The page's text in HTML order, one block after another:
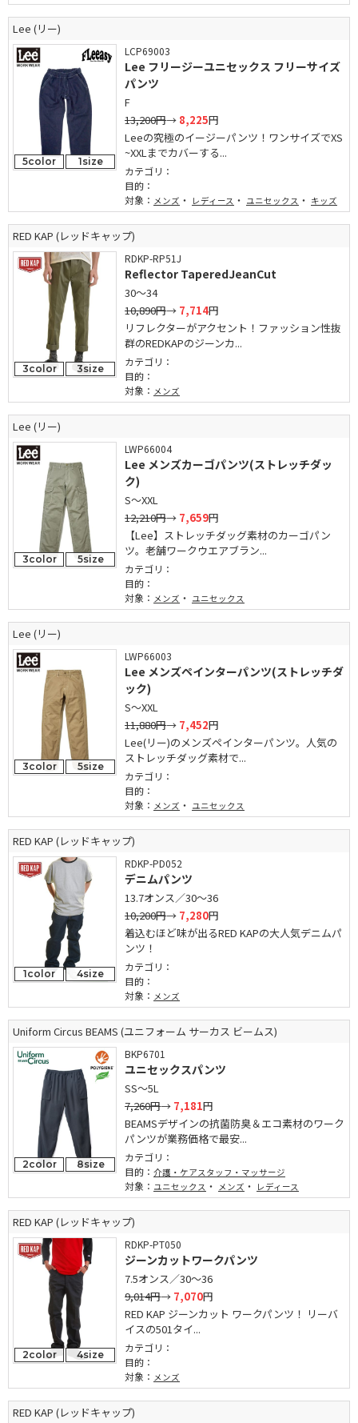
Lee (リー)
5color 1size
LCP69003
Lee フリージーユニセックス フリーサイズ
パンツ
F
13,200円→ 8,225円
Leeの究極のイージーパンツ！ワンサイズでXS
~XXLまでカバーする...
カテゴリ：
目的：
対象： メンズ ・ レディース ・ ユニセックス ・ キッズ
RED KAP (レッドキャップ)
3color 3size
RDKP-RP51J
Reflector TaperedJeanCut
30～34
10,890円→ 7,714円
リフレクターがアクセント！ファッション性抜
群のREDKAPのジーンカ...
カテゴリ：
目的：
対象： メンズ
Lee (リー)
3color 5size
LWP66004
Lee メンズカーゴパンツ(ストレッチダッ
ク)
S～XXL
12,210円→ 7,659円
【Lee】ストレッチダッグ素材のカーゴパン
ツ。老舗ワークウエアブラン...
カテゴリ：
目的：
対象： メンズ ・ ユニセックス
Lee (リー)
3color 5size
LWP66003
Lee メンズペインターパンツ(ストレッチダ
ック)
S～XXL
11,880円→ 7,452円
Lee(リー)のメンズペインターパンツ。人気の
ストレッチダッグ素材で...
カテゴリ：
目的：
対象： メンズ ・ ユニセックス
RED KAP (レッドキャップ)
1color 4size
RDKP-PD052
デニムパンツ
13.7オンス／30～36
10,200円→ 7,280円
着込むほど味が出るRED KAPの大人気デニムパ
ンツ！
カテゴリ：
目的：
対象： メンズ
Uniform Circus BEAMS (ユニフォーム サーカス ビームス)
2color 8size
BKP6701
ユニセックスパンツ
SS～5L
7,260円→ 7,181円
BEAMSデザインの抗菌防臭＆エコ素材のワーク
パンツが業務価格で最安...
カテゴリ：
目的： 介護・ケアスタッフ・マッサージ
対象： ユニセックス ・ メンズ ・ レディース
RED KAP (レッドキャップ)
2color 4size
RDKP-PT050
ジーンカットワークパンツ
7.5オンス／30～36
9,014円→ 7,070円
RED KAP ジーンカット ワークパンツ！ リーバ
イスの501タイ...
カテゴリ：
目的：
対象： メンズ
RED KAP (レッドキャップ)